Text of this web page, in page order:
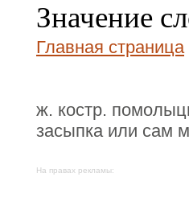
Значение
Главная страница
ж. костр.
засыпка или сам
На правах рекламы: